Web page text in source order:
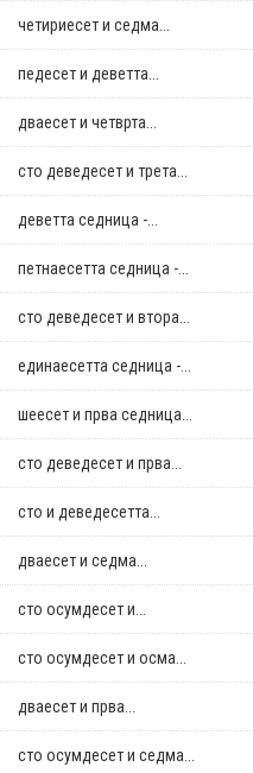
четириесет и седма...
педесет и деветта...
дваесет и четврта...
сто деведесет и трета...
деветта седница -...
петнаесетта седница -...
сто деведесет и втора...
единаесетта седница -...
шеесет и прва седница...
сто деведесет и прва...
сто и деведесетта...
дваесет и седма...
сто осумдесет и...
сто осумдесет и осма...
дваесет и прва...
сто осумдесет и седма...